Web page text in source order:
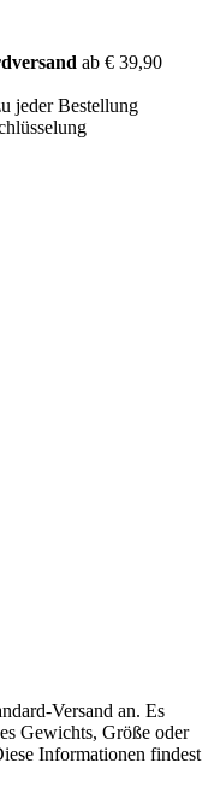
ab € 39,90
jeder Bestellung
Versand an. Es
Gewichts, Größe oder
Informationen findest